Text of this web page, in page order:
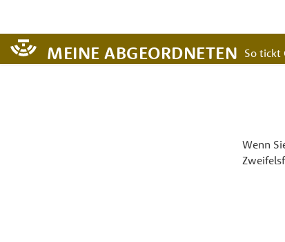
MEINE ABGEORDNETEN So tickt
Wenn